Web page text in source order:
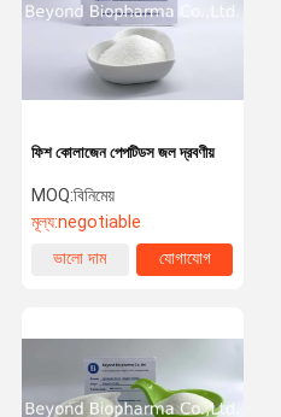
ফিশ কোলাজেন পেপটিডস জল দ্রবণীয়
MOQ:বিনিমেয়
মূল্য:negotiable
ভালো দাম
যোগাযোগ